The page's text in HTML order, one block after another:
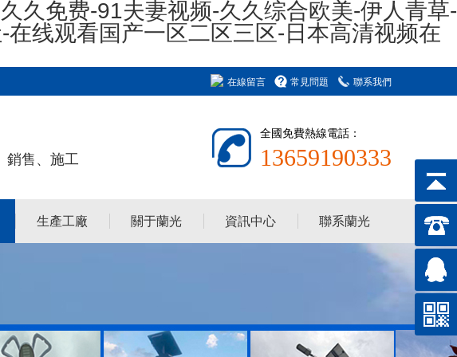
久免费-91夫妻视频-久久综合欧美-伊人青草-
线观看国产一区二区三区-日本高清视频在
在線留言 常見問題 聯系我們
銷售、施工
全國免費熱線電話：
13659190333
生產工廠 關于蘭光 資訊中心 聯系蘭光